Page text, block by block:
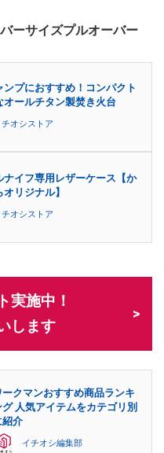
ーサイズプルオーバー
ンプにおすすめ！コンパクト
オールチタン製焚き火台
チオシストア
ナイフ専用レザーケース【か
リジナル】
チオシストア
実施中！
します
ークマンおすすめ商品ランキ
グ 人気アイテムをカテゴリ別
紹介
イチオシ編集部